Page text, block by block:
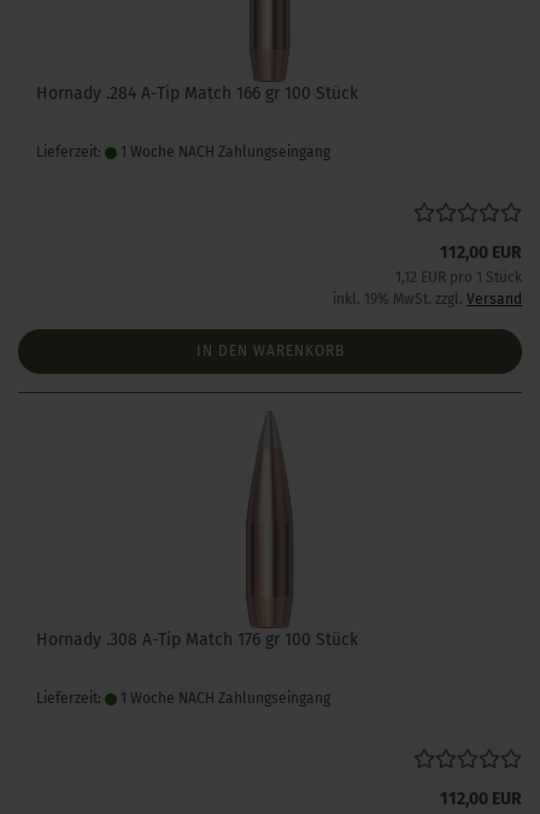
Hornady .284 A-Tip Match 166 gr 100 Stück
Lieferzeit: 1 Woche NACH Zahlungseingang
112,00 EUR
1,12 EUR pro 1 Stück
inkl. 19% MwSt. zzgl. Versand
IN DEN WARENKORB
Hornady .308 A-Tip Match 176 gr 100 Stück
Lieferzeit: 1 Woche NACH Zahlungseingang
112,00 EUR